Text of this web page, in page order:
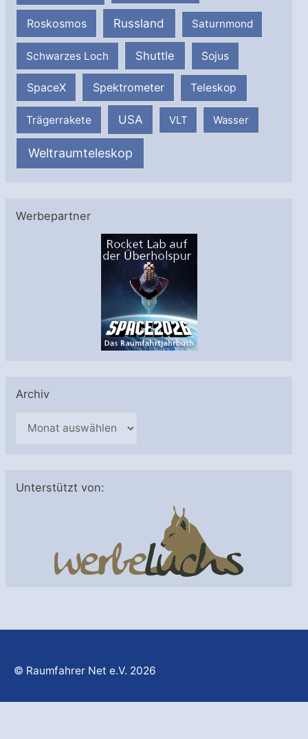
Roskosmos Russland Saturnmond
Schwarzes Loch Shuttle Sojus
SpaceX Spektrometer Teleskop
Trägerrakete USA VLT Wasser
Weltraumteleskop
Werbepartner
Archiv
Unterstützt von:
© Raumfahrer Net e.V. 2026